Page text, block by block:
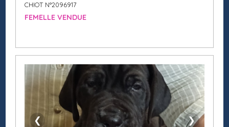
CHIOT N°2096917
FEMELLE VENDUE
❮ ❯